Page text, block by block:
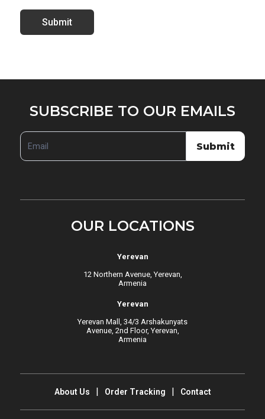
Submit
SUBSCRIBE
TO
OUR
EMAILS
SUBSCRIBE TO OUR EMAILS
Submit
OUR LOCATIONS
Yerevan
12 Northern Avenue, Yerevan,
Armenia
Yerevan
Yerevan Mall, 34/3 Arshakunyats
Avenue, 2nd Floor, Yerevan,
Armenia
About Us Order Tracking Contact